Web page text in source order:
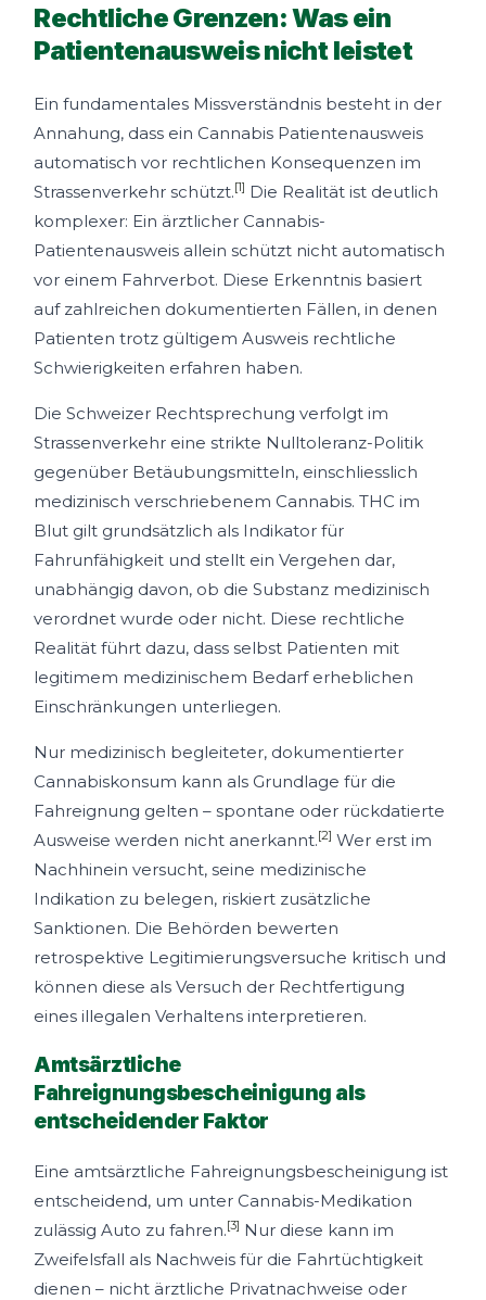
Rechtliche Grenzen: Was ein
Patientenausweis nicht leistet
Ein fundamentales Missverständnis besteht in der
Annahung, dass ein Cannabis Patientenausweis
automatisch vor rechtlichen Konsequenzen im
Strassenverkehr schützt.[1] Die Realität ist deutlich
komplexer: Ein ärztlicher Cannabis-
Patientenausweis allein schützt nicht automatisch
vor einem Fahrverbot. Diese Erkenntnis basiert
auf zahlreichen dokumentierten Fällen, in denen
Patienten trotz gültigem Ausweis rechtliche
Schwierigkeiten erfahren haben.
Die Schweizer Rechtsprechung verfolgt im
Strassenverkehr eine strikte Nulltoleranz-Politik
gegenüber Betäubungsmitteln, einschliesslich
medizinisch verschriebenem Cannabis. THC im
Blut gilt grundsätzlich als Indikator für
Fahrunfähigkeit und stellt ein Vergehen dar,
unabhängig davon, ob die Substanz medizinisch
verordnet wurde oder nicht. Diese rechtliche
Realität führt dazu, dass selbst Patienten mit
legitimem medizinischem Bedarf erheblichen
Einschränkungen unterliegen.
Nur medizinisch begleiteter, dokumentierter
Cannabiskonsum kann als Grundlage für die
Fahreignung gelten – spontane oder rückdatierte
Ausweise werden nicht anerkannt.[2] Wer erst im
Nachhinein versucht, seine medizinische
Indikation zu belegen, riskiert zusätzliche
Sanktionen. Die Behörden bewerten
retrospektive Legitimierungsversuche kritisch und
können diese als Versuch der Rechtfertigung
eines illegalen Verhaltens interpretieren.
Amtsärztliche
Fahreignungsbescheinigung als
entscheidender Faktor
Eine amtsärztliche Fahreignungsbescheinigung ist
entscheidend, um unter Cannabis-Medikation
zulässig Auto zu fahren.[3] Nur diese kann im
Zweifelsfall als Nachweis für die Fahrtüchtigkeit
dienen – nicht ärztliche Privatnachweise oder